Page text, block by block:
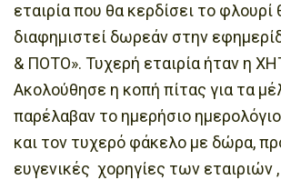
εταιρία που θα κερδίσει το φλουρί
διαφημιστεί δωρεάν στην
& ΠΟΤΟ». Τυχερή εταιρία ήταν η
Ακολούθησε η κοπή πίτας για τα
παρέλαβαν το ημερήσιο
και τον τυχερό φάκελο με δώρα,
ευγενικές χορηγίες των εταιριών